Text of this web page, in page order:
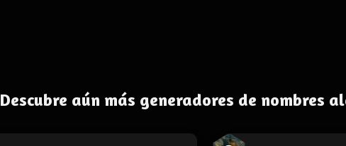
Descubre aún más generadores de nombres